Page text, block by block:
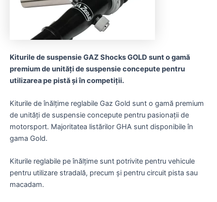
Kiturile de suspensie GAZ Shocks GOLD sunt o gamă
premium de unități de suspensie concepute pentru
utilizarea pe pistă și în competiții.
Kiturile de înălțime reglabile Gaz Gold sunt o gamă premium
de unități de suspensie concepute pentru pasionații de
motorsport. Majoritatea listărilor GHA sunt disponibile în
gama Gold.
Kiturile reglabile pe înălțime sunt potrivite pentru vehicule
pentru utilizare stradală, precum și pentru circuit pista sau
macadam.